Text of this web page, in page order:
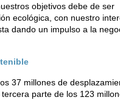
objetivos debe de ser
ecológica, con nuestro
dando un impulso a la
37 millones de
parte de los 123